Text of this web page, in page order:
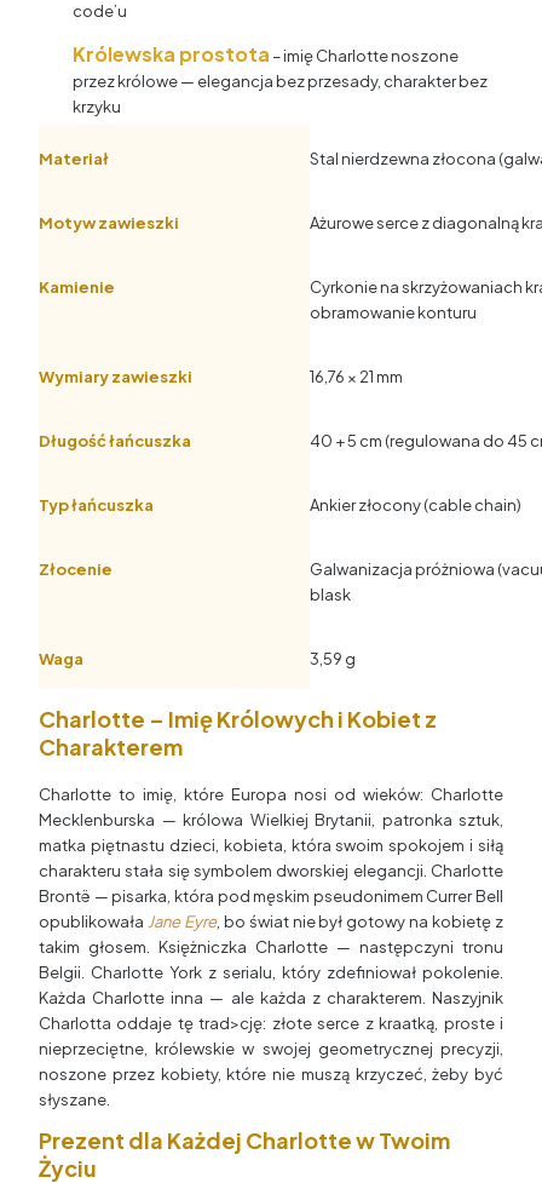
code’u
Królewska prostota – imię Charlotte noszone
przez królowe — elegancja bez przesady, charakter bez
krzyku
Materiał Stal nierdzewna złocona
Motyw zawieszki Ażurowe serce z diagonalną
Kamienie
Cyrkonie na skrzyżowaniach
obramowanie konturu
Wymiary zawieszki 16,76 × 21 mm
Długość łańcuszka 40 + 5 cm (regulowana do 45
Typ łańcuszka Ankier złocony (cable chain)
Złocenie
Galwanizacja próżniowa
blask
Waga 3,59 g
Charlotte – Imię Królowych i Kobiet z
Charakterem
Charlotte to imię, które Europa nosi od wieków: Charlotte
Mecklenburska — królowa Wielkiej Brytanii, patronka sztuk,
matka piętnastu dzieci, kobieta, która swoim spokojem i siłą
charakteru stała się symbolem dworskiej elegancji. Charlotte
Brontë — pisarka, która pod męskim pseudonimem Currer Bell
opublikowała Jane Eyre, bo świat nie był gotowy na kobietę z
takim głosem. Księżniczka Charlotte — następczyni tronu
Belgii. Charlotte York z serialu, który zdefiniował pokolenie.
Każda Charlotte inna — ale każda z charakterem. Naszyjnik
Charlotta oddaje tę trad>cję: złote serce z kraatką, proste i
nieprzeciętne, królewskie w swojej geometrycznej precyzji,
noszone przez kobiety, które nie muszą krzyczeć, żeby być
słyszane.
Prezent dla Każdej Charlotte w Twoim
Życiu